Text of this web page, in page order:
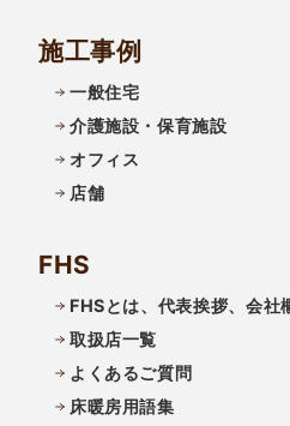
施工事例
一般住宅
介護施設・保育施設
オフィス
店舗
FHS
FHSとは、代表挨拶、会社
取扱店一覧
よくあるご質問
床暖房用語集